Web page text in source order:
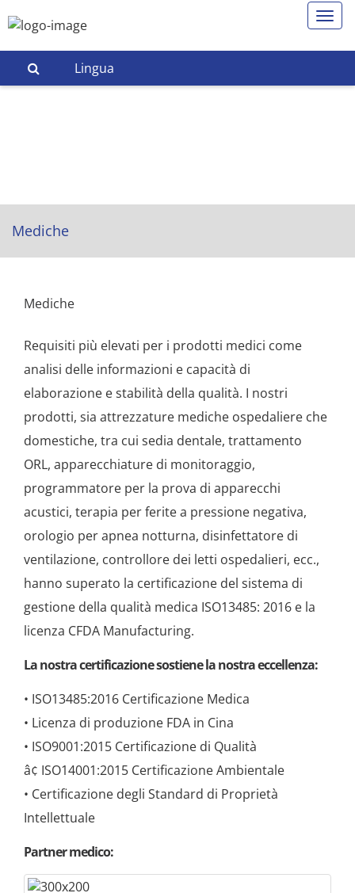
Lingua
Mediche
Mediche
Requisiti più elevati per i prodotti medici come
analisi delle informazioni e capacità di
elaborazione e stabilità della qualità. I nostri
prodotti, sia attrezzature mediche ospedaliere che
domestiche, tra cui sedia dentale, trattamento
ORL, apparecchiature di monitoraggio,
programmatore per la prova di apparecchi
acustici, terapia per ferite a pressione negativa,
orologio per apnea notturna, disinfettatore di
ventilazione, controllore dei letti ospedalieri, ecc.,
hanno superato la certificazione del sistema di
gestione della qualità medica ISO13485: 2016 e la
licenza CFDA Manufacturing.
La nostra certificazione sostiene la nostra eccellenza:
• ISO13485:2016 Certificazione Medica
• Licenza di produzione FDA in Cina
• ISO9001:2015 Certificazione di Qualità
â¢ ISO14001:2015 Certificazione Ambientale
• Certificazione degli Standard di Proprietà
Intellettuale
Partner medico: